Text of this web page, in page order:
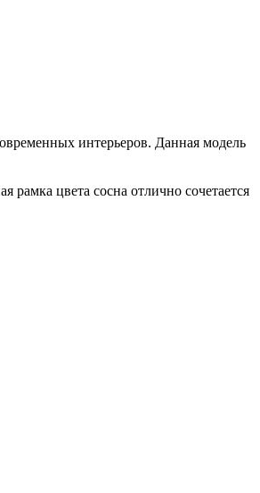
интерьеров. Данная модель
рамка цвета сосна отлично сочетается